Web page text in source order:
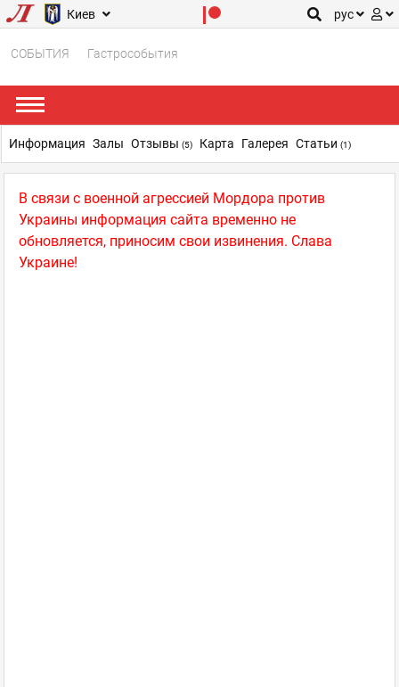
Киев рус
СОБЫТИЯ Гастрособытия
В связи с военной агрессией Мордора против
Украины информация сайта временно не
обновляется, приносим свои извинения. Слава
Украине!
Информация Залы Отзывы (5) Карта Галерея Статьи (1)